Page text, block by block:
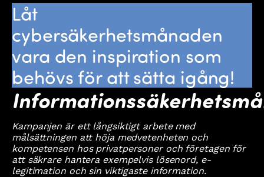
Låt
cybersäkerhetsmånaden
vara den inspiration som
behövs för att sätta igång!
Kampanjen är ett långsiktigt arbete med
målsättningen att höja medvetenheten och
kompetensen hos privatpersoner och företagen för
att säkrare hantera exempelvis lösenord, e-
legitimation och sin viktigaste information.